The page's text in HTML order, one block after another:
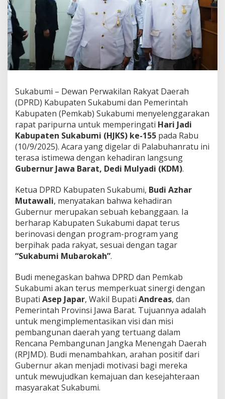
H
a
d
i
r
i
R
a
t
P
a
p
u
r
n
U
T
k
e
-
1
5
5
a
b
u
p
a
t
e
S
u
k
a
b
u
Sukabumi – Dewan Perwakilan Rakyat Daerah
(DPRD) Kabupaten Sukabumi dan Pemerintah
Kabupaten (Pemkab) Sukabumi menyelenggarakan
rapat paripurna untuk memperingati Hari Jadi
Kabupaten Sukabumi (HJKS) ke-155 pada Rabu
(10/9/2025). Acara yang digelar di Palabuhanratu ini
terasa istimewa dengan kehadiran langsung
Gubernur Jawa Barat, Dedi Mulyadi (KDM).
Ketua DPRD Kabupaten Sukabumi, Budi Azhar
Mutawali, menyatakan bahwa kehadiran
Gubernur merupakan sebuah kebanggaan. Ia
berharap Kabupaten Sukabumi dapat terus
berinovasi dengan program-program yang
berpihak pada rakyat, sesuai dengan tagar
“Sukabumi Mubarokah”.
Budi menegaskan bahwa DPRD dan Pemkab
Sukabumi akan terus memperkuat sinergi dengan
Bupati Asep Japar, Wakil Bupati Andreas, dan
Pemerintah Provinsi Jawa Barat. Tujuannya adalah
untuk mengimplementasikan visi dan misi
pembangunan daerah yang tertuang dalam
Rencana Pembangunan Jangka Menengah Daerah
(RPJMD). Budi menambahkan, arahan positif dari
Gubernur akan menjadi motivasi bagi mereka
untuk mewujudkan kemajuan dan kesejahteraan
masyarakat Sukabumi.